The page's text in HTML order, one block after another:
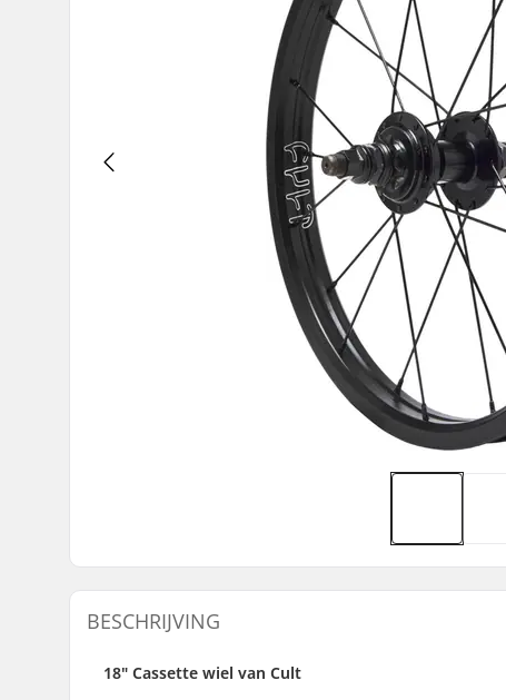
BESCHRIJVING
18" Cassette wiel van Cult